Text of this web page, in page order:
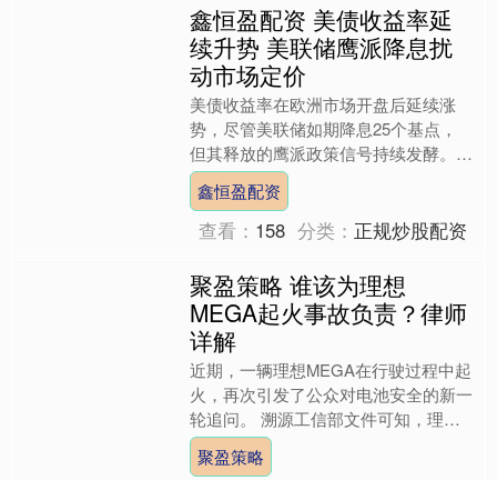
鑫恒盈配资 美债收益率延
续升势 美联储鹰派降息扰
动市场定价
美债收益率在欧洲市场开盘后延续涨
势，尽管美联储如期降息25个基点，
但其释放的鹰派政策信号持续发酵。美
联储主席鲍威尔明确淡化12月降息预
期，引发市场对宽松路径的重....
鑫恒盈配资
查看： 158 分类： 正规炒股配资
聚盈策略 谁该为理想
MEGA起火事故负责？律师
详解
近期，一辆理想MEGA在行驶过程中起
火，再次引发了公众对电池安全的新一
轮追问。 溯源工信部文件可知，理想
汽车（02015.HK）的这款汽车储能装
置为三元锂离子动....
聚盈策略